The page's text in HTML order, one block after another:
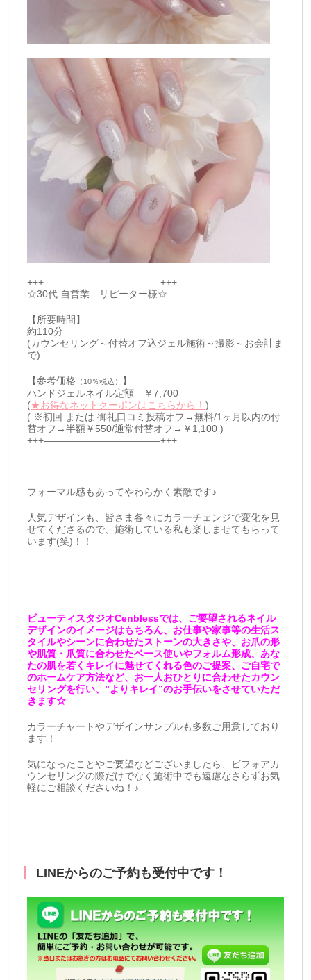
+++————————————+++
☆30代 自営業 リピーター様☆
【所要時間】
約110分
(カウンセリング～付替オフ込ジェル施術～撮影～お会計ま
で)
【参考価格 （10％税込）
】
ハンドジェルネイル定額 ￥7,700
(★お得なネットクーポンはこちらから！)
( ※初回 または 御礼口コミ投稿オフ→無料/1ヶ月以内の付
替オフ→半額￥550/通常付替オフ→￥1,100 )
+++————————————+++
フォーマル感もあってやわらかく素敵です♪
人気デザインも、皆さま各々にカラーチェンジで変化を見
せてくださるので、施術している私も楽しませてもらって
います(笑)！！
ビューティスタジオCenblessでは、ご要望されるネイル
デザインのイメージはもちろん、お仕事や家事等の生活ス
タイルやシーンに合わせたストーンの大きさや、お爪の形
や肌質・爪質に合わせたベース使いやフォルム形成、あな
たの肌を若くキレイに魅せてくれる色のご提案、ご自宅で
のホームケア方法など、お一人おひとりに合わせたカウン
セリングを行い、”よりキレイ”のお手伝いをさせていただ
きます☆
カラーチャートやデザインサンプルも多数ご用意しており
ます！
気になったことやご要望などございましたら、ビフォアカ
ウンセリングの際だけでなく施術中でも遠慮なさらずお気
軽にご相談くださいね！♪
LINEからのご予約も受付中です！